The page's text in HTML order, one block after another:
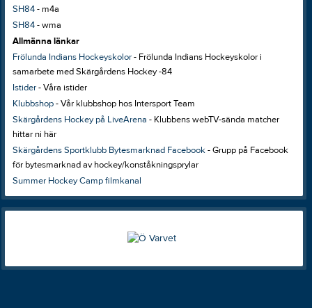
SH84- m4a
SH84- wma
Allmänna länkar
Frölunda Indians Hockeyskolor- Frölunda Indians Hockeyskolor i
samarbete med Skärgårdens Hockey -84
Istider- Våra istider
Klubbshop- Vår klubbshop hos Intersport Team
Skärgårdens Hockey på LiveArena - Klubbens webTV-sända matcher
hittar ni här
Skärgårdens Sportklubb Bytesmarknad Facebook- Grupp på Facebook
för bytesmarknad av hockey/konståkningsprylar
Summer Hockey Camp filmkanal